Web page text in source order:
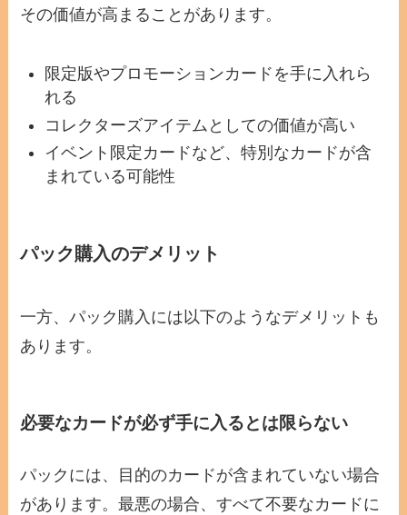
その価値が高まることがあります。
限定版やプロモーションカードを手に入れら
れる
コレクターズアイテムとしての価値が高い
イベント限定カードなど、特別なカードが含
まれている可能性
パック購入のデメリット
一方、パック購入には以下のようなデメリットも
あります。
必要なカードが必ず手に入るとは限らない
パックには、目的のカードが含まれていない場合
があります。最悪の場合、すべて不要なカードに